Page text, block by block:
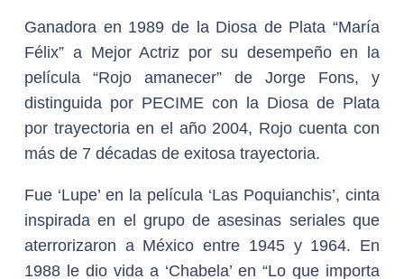
Ganadora en 1989 de la Diosa de Plata “María
Félix” a Mejor Actriz por su desempeño en la
película “Rojo amanecer” de Jorge Fons, y
distinguida por PECIME con la Diosa de Plata
por trayectoria en el año 2004, Rojo cuenta con
más de 7 décadas de exitosa trayectoria.
Fue ‘Lupe’ en la película ‘Las Poquianchis’, cinta
inspirada en el grupo de asesinas seriales que
aterrorizaron a México entre 1945 y 1964. En
1988 le dio vida a ‘Chabela’ en “Lo que importa